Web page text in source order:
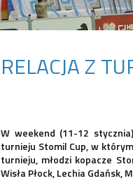
RELACJA Z
W weekend (11-12
turnieju Stomil Cup, w
turnieju, młodzi kopacze
Wisła Płock, Lechia